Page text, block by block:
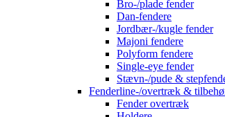
Bro-/plade fender
Dan-fendere
Jordbær-/kugle fender
Majoni fendere
Polyform fendere
Single-eye fender
Stævn-/pude &
Fenderline-/overtræk &
Fender overtræk